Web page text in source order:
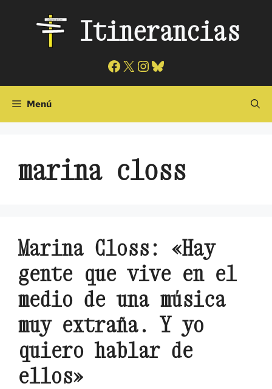
contenido
Itinerancias
Facebook
X Instagram
Bluesky
Menú
marina closs
Marina Closs: «Hay
gente que vive en el
medio de una música
muy extraña. Y yo
quiero hablar de
ellos»